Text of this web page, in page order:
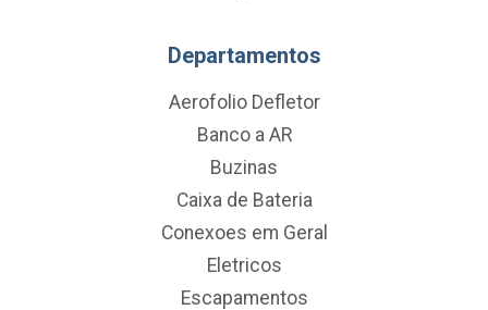
Departamentos
Aerofolio Defletor
Banco a AR
Buzinas
Caixa de Bateria
Conexoes em Geral
Eletricos
Escapamentos